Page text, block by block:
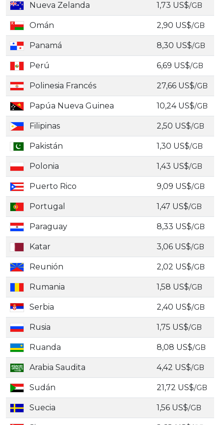
Nueva Zelanda 1,73 US$/GB
Omán 2,90 US$/GB
Panamá 8,30 US$/GB
Perú 6,69 US$/GB
Polinesia Francés 27,66 US$/GB
Papúa Nueva Guinea 10,24 US$/GB
Filipinas 2,50 US$/GB
Pakistán 1,30 US$/GB
Polonia 1,43 US$/GB
Puerto Rico 9,09 US$/GB
Portugal 1,47 US$/GB
Paraguay 8,33 US$/GB
Katar 3,06 US$/GB
Reunión 2,02 US$/GB
Rumania 1,58 US$/GB
Serbia 2,40 US$/GB
Rusia 1,75 US$/GB
Ruanda 8,08 US$/GB
Arabia Saudita 4,42 US$/GB
Sudán 21,72 US$/GB
Suecia 1,56 US$/GB